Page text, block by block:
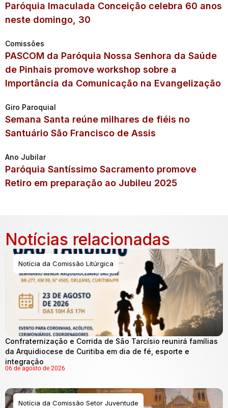
Paróquia Imaculada Conceição celebra 60 anos
neste domingo, 30
Comissões
PASCOM da Paróquia Nossa Senhora da Saúde
de Pinhais promove workshop sobre a
Importância da Comunicação na Evangelização
Giro Paroquial
Semana Santa reúne milhares de fiéis no
Santuário São Francisco de Assis
Ano Jubilar
Paróquia Santíssimo Sacramento promove
Retiro em preparação ao Jubileu 2025
Notícias relacionadas
Notícia da Comissão Litúrgica
Confraternização e Corrida de São Tarcísio reunirá famílias
da Arquidiocese de Curitiba em dia de fé, esporte e
integração
06 de agosto de 2026
Notícia da Comissão Setor Juventude